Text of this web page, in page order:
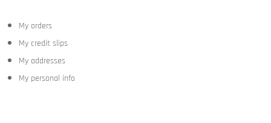
My orders
My credit slips
My addresses
My personal info